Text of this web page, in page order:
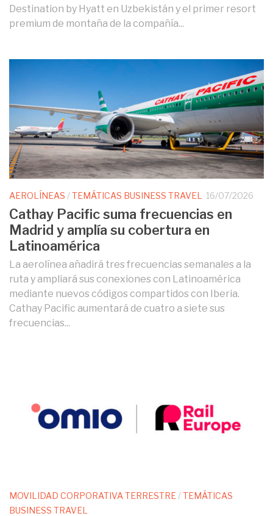
Destination by Hyatt en Uzbekistán y el primer resort
premium de montaña de la compañía...
AEROLÍNEAS /TEMÁTICAS BUSINESS TRAVEL 16/07/2026
Cathay Pacific suma frecuencias en
Madrid y amplía su cobertura en
Latinoamérica
La aerolínea añadirá tres frecuencias semanales a la
ruta y ampliará sus conexiones con Latinoamérica
mediante nuevos códigos compartidos con Iberia.
Cathay Pacific aumentará de cuatro a siete sus
frecuencias...
MOVILIDAD CORPORATIVA TERRESTRE /TEMÁTICAS
BUSINESS TRAVEL